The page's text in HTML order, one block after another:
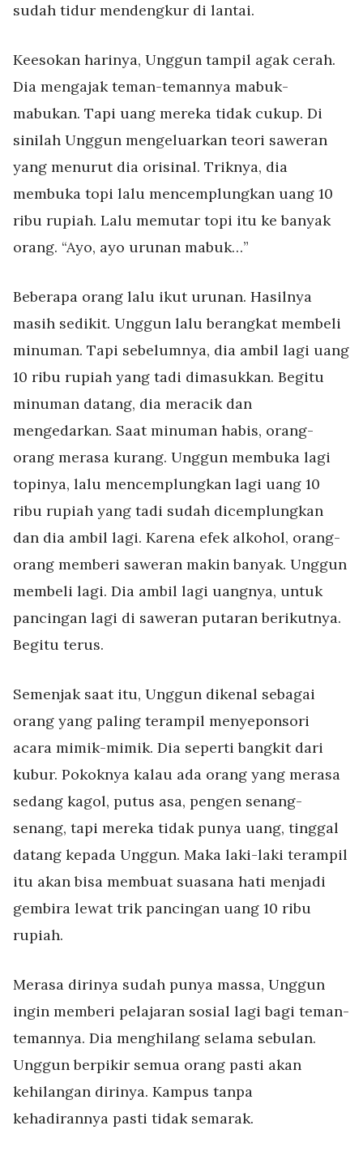
sudah tidur mendengkur di lantai.
Keesokan harinya, Unggun tampil agak cerah.
Dia mengajak teman-temannya mabuk-
mabukan. Tapi uang mereka tidak cukup. Di
sinilah Unggun mengeluarkan teori saweran
yang menurut dia orisinal. Triknya, dia
membuka topi lalu mencemplungkan uang 10
ribu rupiah. Lalu memutar topi itu ke banyak
orang. “Ayo, ayo urunan mabuk…”
Beberapa orang lalu ikut urunan. Hasilnya
masih sedikit. Unggun lalu berangkat membeli
minuman. Tapi sebelumnya, dia ambil lagi uang
10 ribu rupiah yang tadi dimasukkan. Begitu
minuman datang, dia meracik dan
mengedarkan. Saat minuman habis, orang-
orang merasa kurang. Unggun membuka lagi
topinya, lalu mencemplungkan lagi uang 10
ribu rupiah yang tadi sudah dicemplungkan
dan dia ambil lagi. Karena efek alkohol, orang-
orang memberi saweran makin banyak. Unggun
membeli lagi. Dia ambil lagi uangnya, untuk
pancingan lagi di saweran putaran berikutnya.
Begitu terus.
Semenjak saat itu, Unggun dikenal sebagai
orang yang paling terampil menyeponsori
acara mimik-mimik. Dia seperti bangkit dari
kubur. Pokoknya kalau ada orang yang merasa
sedang kagol, putus asa, pengen senang-
senang, tapi mereka tidak punya uang, tinggal
datang kepada Unggun. Maka laki-laki terampil
itu akan bisa membuat suasana hati menjadi
gembira lewat trik pancingan uang 10 ribu
rupiah.
Merasa dirinya sudah punya massa, Unggun
ingin memberi pelajaran sosial lagi bagi teman-
temannya. Dia menghilang selama sebulan.
Unggun berpikir semua orang pasti akan
kehilangan dirinya. Kampus tanpa
kehadirannya pasti tidak semarak.